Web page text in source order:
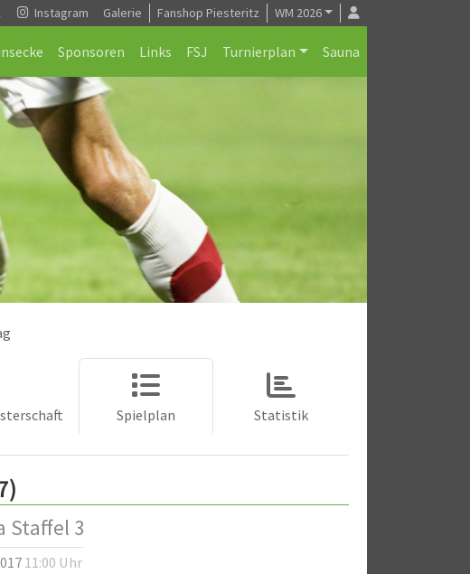
Instagram Galerie Fanshop Piesteritz WM 2026
Sponsoren Links FSJ Turnierplan Sauna
Spielplan Statistik
Staffel 3
11:00 Uhr